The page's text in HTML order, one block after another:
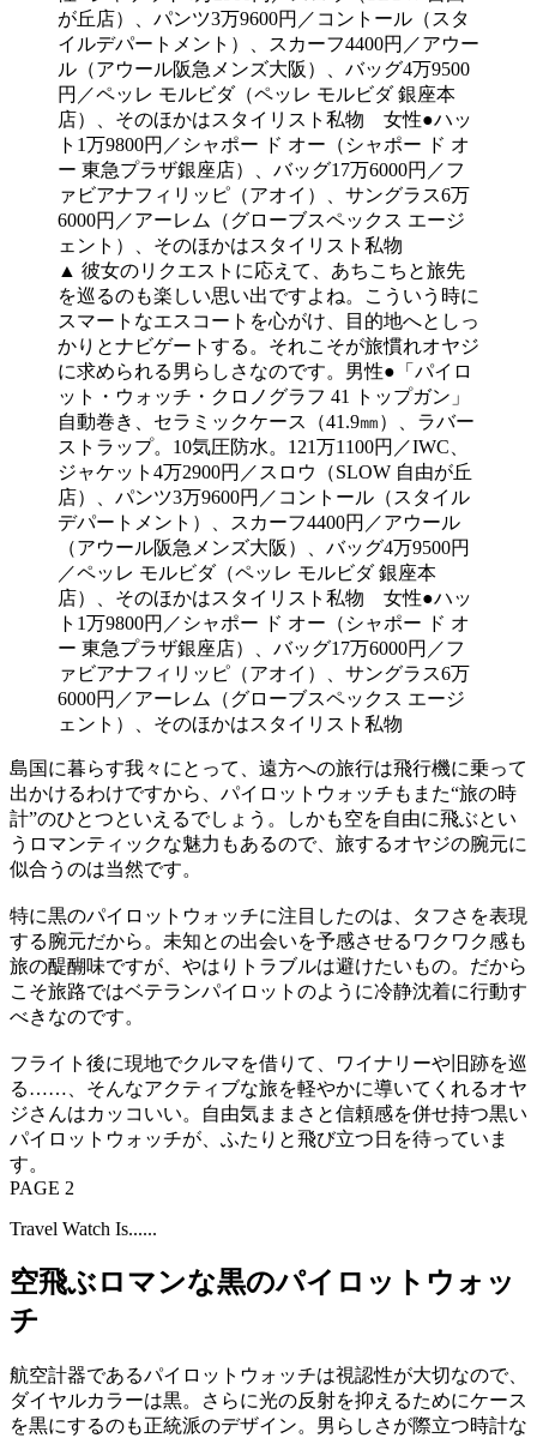
▲ 彼女のリクエストに応えて、あちこちと旅先
を巡るのも楽しい思い出ですよね。こういう時に
スマートなエスコートを心がけ、目的地へとしっ
かりとナビゲートする。それこそが旅慣れオヤジ
に求められる男らしさなのです。男性●「パイロ
ット・ウォッチ・クロノグラフ 41 トップガン」
自動巻き、セラミックケース（41.9㎜）、ラバー
ストラップ。10気圧防水。121万1100円／IWC、
ジャケット4万2900円／スロウ（SLOW 自由が丘
店）、パンツ3万9600円／コントール（スタイル
デパートメント）、スカーフ4400円／アウール
（アウール阪急メンズ大阪）、バッグ4万9500円
／ペッレ モルビダ（ペッレ モルビダ 銀座本
店）、そのほかはスタイリスト私物 女性●ハッ
ト1万9800円／シャポー ド オー（シャポー ド オ
ー 東急プラザ銀座店）、バッグ17万6000円／フ
ァビアナフィリッピ（アオイ）、サングラス6万
6000円／アーレム（グローブスペックス エージ
ェント）、そのほかはスタイリスト私物
島国に暮らす我々にとって、遠方への旅行は飛行機に乗って
出かけるわけですから、パイロットウォッチもまた“旅の時
計”のひとつといえるでしょう。しかも空を自由に飛ぶとい
うロマンティックな魅力もあるので、旅するオヤジの腕元に
似合うのは当然です。
特に黒のパイロットウォッチに注目したのは、タフさを表現
する腕元だから。未知との出会いを予感させるワクワク感も
旅の醍醐味ですが、やはりトラブルは避けたいもの。だから
こそ旅路ではベテランパイロットのように冷静沈着に行動す
べきなのです。
フライト後に現地でクルマを借りて、ワイナリーや旧跡を巡
る……、そんなアクティブな旅を軽やかに導いてくれるオヤ
ジさんはカッコいい。自由気ままさと信頼感を併せ持つ黒い
パイロットウォッチが、ふたりと飛び立つ日を待っていま
す。
PAGE 2
Travel Watch Is......
空飛ぶロマンな黒のパイロットウォッ
チ
航空計器であるパイロットウォッチは視認性が大切なので、
ダイヤルカラーは黒。さらに光の反射を抑えるためにケース
を黒にするのも正統派のデザイン。男らしさが際立つ時計な